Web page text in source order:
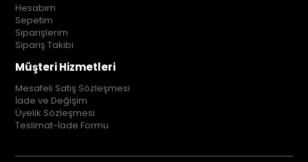
Hesabım
Sepetim
Siparişlerim
Sipariş Takibi
Müşteri Hizmetleri
Mesafeli Satış Sözleşmesi
İade ve Değişim
Üyelik Sözleşmesi
Teslimat-İade Formu